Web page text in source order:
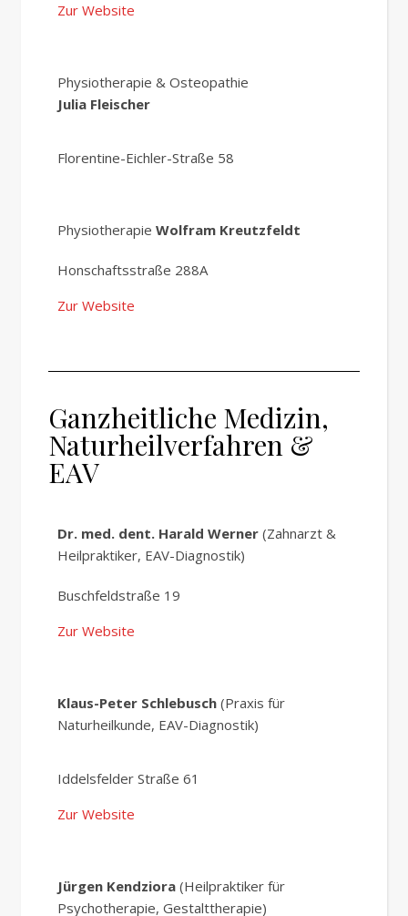
Zur Website
Physiotherapie & Osteopathie
Julia Fleischer
Florentine-Eichler-Straße 58
Physiotherapie Wolfram Kreutzfeldt
Honschaftsstraße 288A
Zur Website
Ganzheitliche Medizin,
Naturheilverfahren &
EAV
Dr. med. dent. Harald Werner (Zahnarzt &
Heilpraktiker, EAV-Diagnostik)
Buschfeldstraße 19
Zur Website
Klaus-Peter Schlebusch (Praxis für
Naturheilkunde, EAV-Diagnostik)
Iddelsfelder Straße 61
Zur Website
Jürgen Kendziora (Heilpraktiker für
Psychotherapie, Gestalttherapie)